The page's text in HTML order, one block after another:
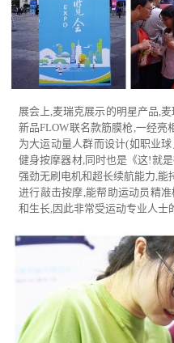
展会上,麦瑞克展示的明星产品,
新品FLOW联名款筋膜枪,一经亮
为大运动量人群而设计(如职业
健身按摩器材,同时也是《这!就
强劲无刷电机和超长续航能力,
进行敲击按摩,能帮助运动员精
和生长,因此非常受运动专业人士